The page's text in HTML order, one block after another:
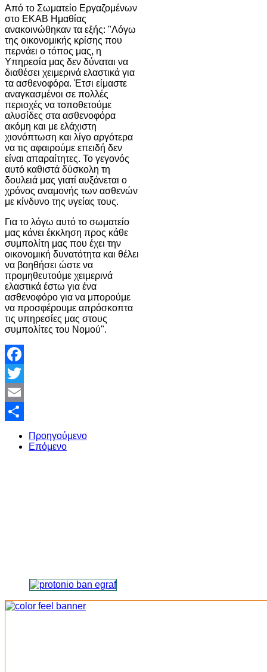
Από το Σωματείο Εργαζομένων
στο ΕΚΑΒ Ημαθίας
ανακοινώθηκαν τα εξής: "Λόγω
της οικονομικής κρίσης που
περνάει ο τόπος μας, η
Υπηρεσία μας δεν δύναται να
διαθέσει χειμερινά ελαστικά για
τα ασθενοφόρα. Έτσι είμαστε
αναγκασμένοι σε πολλές
περιοχές να τοποθετούμε
αλυσίδες στα ασθενοφόρα
ακόμη και με ελάχιστη
χιονόπτωση και λίγο αργότερα
να τις αφαιρούμε επειδή δεν
είναι απαραίτητες. Το γεγονός
αυτό καθιστά δύσκολη τη
δουλειά μας γιατί αυξάνεται ο
χρόνος αναμονής των ασθενών
με κίνδυνο της υγείας τους.
Για το λόγω αυτό το σωματείο
μας κάνει έκκληση προς κάθε
συμπολίτη μας που έχει την
οικονομική δυνατότητα και θέλει
να βοηθήσει ώστε να
προμηθευτούμε χειμερινά
ελαστικά έστω για ένα
ασθενοφόρο για να μπορούμε
να προσφέρουμε απρόσκοπτα
τις υπηρεσίες μας στους
συμπολίτες του Νομού".
Facebook
Twitter
Email
Share
Προηγούμενο
Επόμενο